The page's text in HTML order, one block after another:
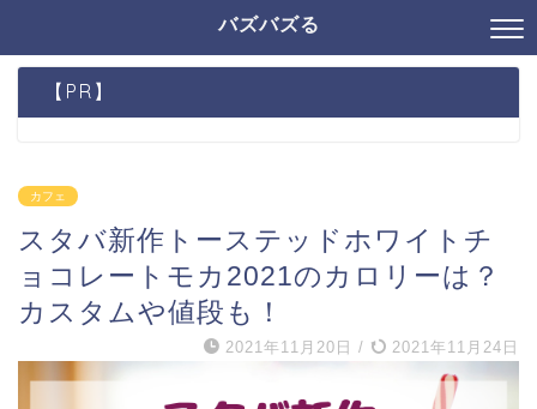
バズバズる
【PR】
カフェ
スタバ新作トーステッドホワイトチ
ョコレートモカ2021のカロリーは？
カスタムや値段も！
2021年11月20日 / 2021年11月24日